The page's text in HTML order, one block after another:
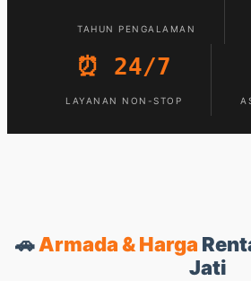
TAHUN PENGALAMAN
⏰ 24/7
LAYANAN NON-STOP
🚗Armada & Harga
Jati